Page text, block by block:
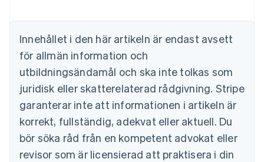
Innehållet i den här artikeln är endast avsett
för allmän information och
utbildningsändamål och ska inte tolkas som
juridisk eller skatterelaterad rådgivning. Stripe
garanterar inte att informationen i artikeln är
korrekt, fullständig, adekvat eller aktuell. Du
bör söka råd från en kompetent advokat eller
revisor som är licensierad att praktisera i din
Brasilien
PortuguêsEnglish
Bulgarien
English
Cypern
Danmark
English
Estland
English
Fastlandskina
简体中文English